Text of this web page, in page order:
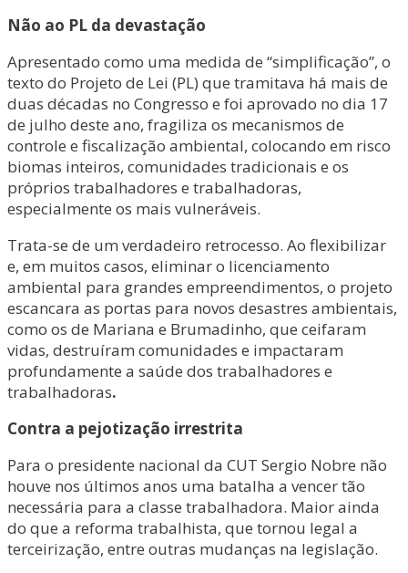
Não ao PL da devastação
Apresentado como uma medida de “simplificação”, o
texto do Projeto de Lei (PL) que tramitava há mais de
duas décadas no Congresso e foi aprovado no dia 17
de julho deste ano, fragiliza os mecanismos de
controle e fiscalização ambiental, colocando em risco
biomas inteiros, comunidades tradicionais e os
próprios trabalhadores e trabalhadoras,
especialmente os mais vulneráveis.
Trata-se de um verdadeiro retrocesso. Ao flexibilizar
e, em muitos casos, eliminar o licenciamento
ambiental para grandes empreendimentos, o projeto
escancara as portas para novos desastres ambientais,
como os de Mariana e Brumadinho, que ceifaram
vidas, destruíram comunidades e impactaram
profundamente a saúde dos trabalhadores e
trabalhadoras.
Contra a pejotização irrestrita
Para o presidente nacional da CUT Sergio Nobre não
houve nos últimos anos uma batalha a vencer tão
necessária para a classe trabalhadora. Maior ainda
do que a reforma trabalhista, que tornou legal a
terceirização, entre outras mudanças na legislação.